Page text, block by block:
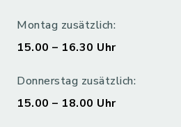
Montag zusätzlich:
15.00 – 16.30 Uhr
Donnerstag zusätzlich:
15.00 – 18.00 Uhr